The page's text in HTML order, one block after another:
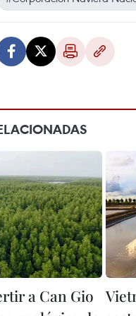
a Can Gio